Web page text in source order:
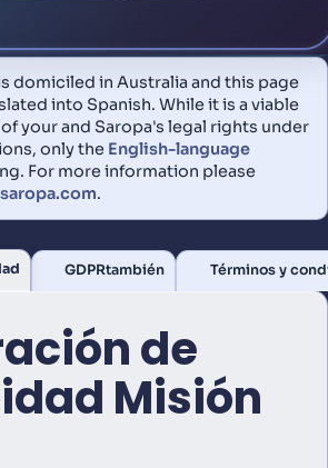
domiciled in Australia and this page
into Spanish. While it is a viable
your and Saropa's legal rights under
only the English-language
For more information please
.
GDPRtambién Términos y
de
Misión